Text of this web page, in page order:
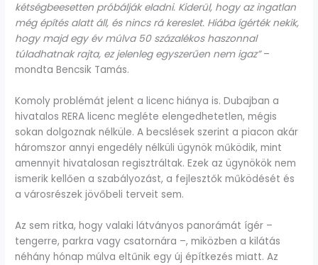
kétségbeesetten próbálják eladni. Kiderül, hogy az ingatlan
még építés alatt áll, és nincs rá kereslet. Hiába ígérték nekik,
hogy majd egy év múlva 50 százalékos haszonnal
túladhatnak rajta, ez jelenleg egyszerűen nem igaz”–
mondta Bencsik Tamás.
Komoly problémát jelent a licenc hiánya is. Dubajban a
hivatalos RERA licenc megléte elengedhetetlen, mégis
sokan dolgoznak nélküle. A becslések szerint a piacon akár
háromszor annyi engedély nélküli ügynök működik, mint
amennyit hivatalosan regisztráltak. Ezek az ügynökök nem
ismerik kellően a szabályozást, a fejlesztők működését és
a városrészek jövőbeli terveit sem.
Az sem ritka, hogy valaki látványos panorámát ígér –
tengerre, parkra vagy csatornára –, miközben a kilátás
néhány hónap múlva eltűnik egy új építkezés miatt. Az